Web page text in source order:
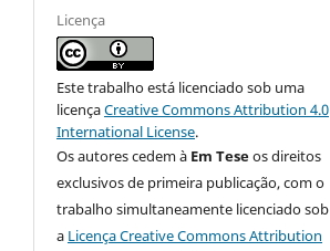
Licença
Este trabalho está licenciado sob uma
licençaCreative Commons Attribution 4.0
International License.
Os autores cedem à Em Teseos direitos
exclusivos de primeira publicação, com o
trabalho simultaneamente licenciado sob
a Licença Creative Commons Attribution